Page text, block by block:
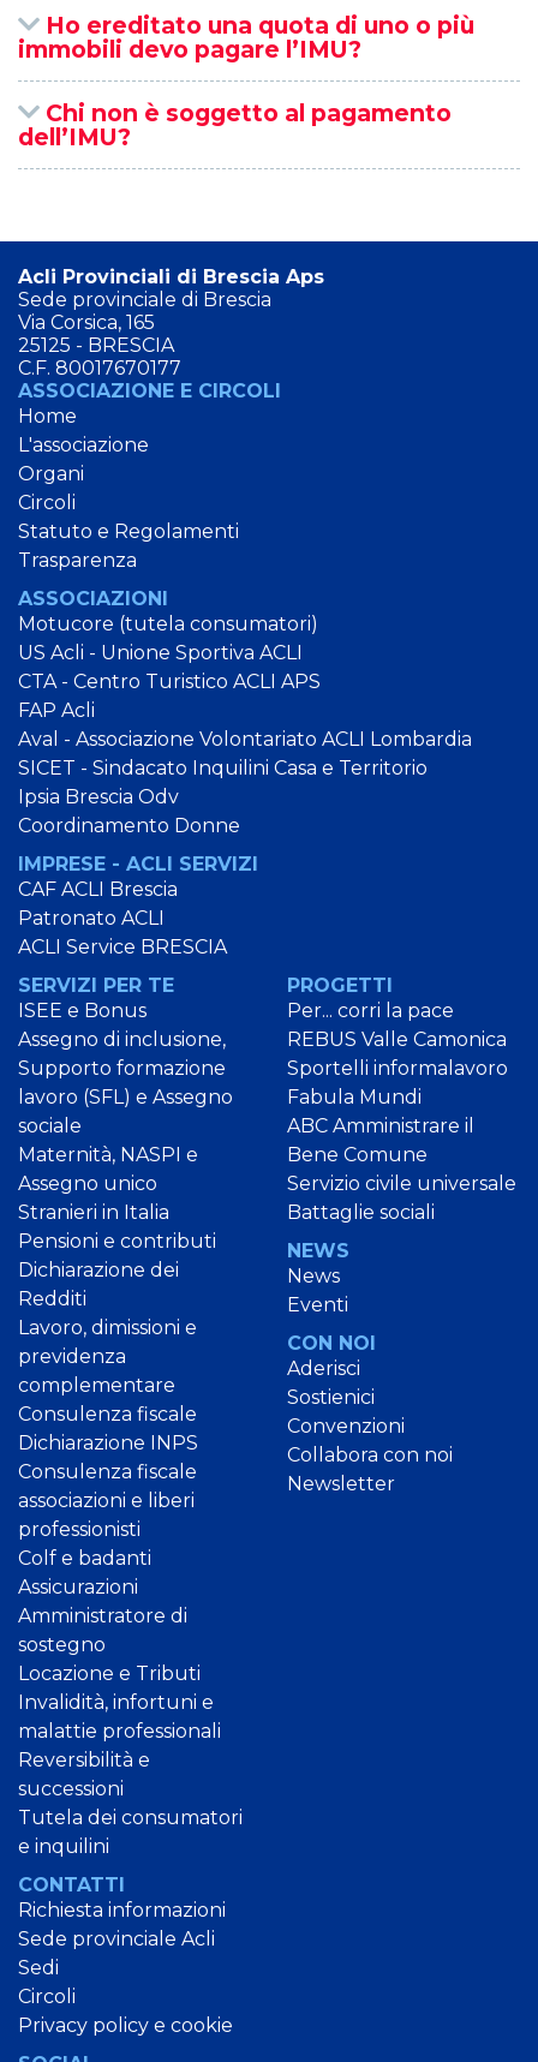
Ho ereditato una quota di uno o più
immobili devo pagare l’IMU?
Chi non è soggetto al pagamento
dell’IMU?
Acli Provinciali di Brescia Aps
Sede provinciale di Brescia
Via Corsica, 165
25125 - BRESCIA
C.F. 80017670177
ASSOCIAZIONE E CIRCOLI
Home
L'associazione
Organi
Circoli
Statuto e Regolamenti
Trasparenza
ASSOCIAZIONI
Motucore (tutela consumatori)
US Acli - Unione Sportiva ACLI
CTA - Centro Turistico ACLI APS
FAP Acli
Aval - Associazione Volontariato ACLI Lombardia
SICET - Sindacato Inquilini Casa e Territorio
Ipsia Brescia Odv
Coordinamento Donne
IMPRESE - ACLI SERVIZI
CAF ACLI Brescia
Patronato ACLI
ACLI Service BRESCIA
SERVIZI PER TE
ISEE e Bonus
Assegno di inclusione,
Supporto formazione
lavoro (SFL) e Assegno
sociale
Maternità, NASPI e
Assegno unico
Stranieri in Italia
Pensioni e contributi
Dichiarazione dei
Redditi
Lavoro, dimissioni e
previdenza
complementare
Consulenza fiscale
Dichiarazione INPS
Consulenza fiscale
associazioni e liberi
professionisti
Colf e badanti
Assicurazioni
Amministratore di
sostegno
Locazione e Tributi
Invalidità, infortuni e
malattie professionali
Reversibilità e
successioni
Tutela dei consumatori
e inquilini
PROGETTI
Per... corri la pace
REBUS Valle Camonica
Sportelli informalavoro
Fabula Mundi
ABC Amministrare il
Bene Comune
Servizio civile universale
Battaglie sociali
NEWS
News
Eventi
CON NOI
Aderisci
Sostienici
Convenzioni
Collabora con noi
Newsletter
CONTATTI
Richiesta informazioni
Sede provinciale Acli
Sedi
Circoli
Privacy policy e cookie